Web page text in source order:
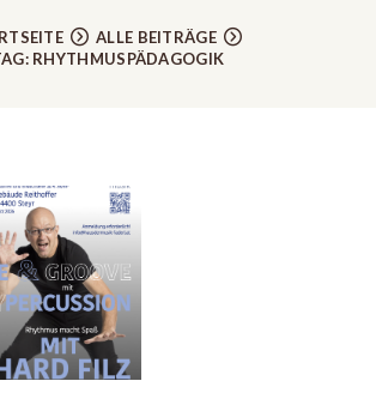
ALLE BEITRÄGE
RHYTHMUSPÄDAGOGIK